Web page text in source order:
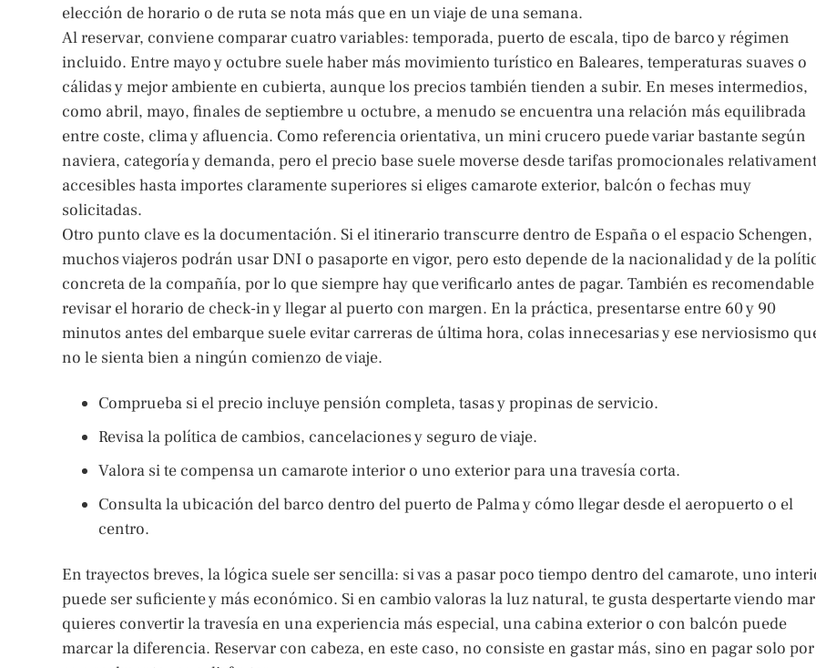
elección de horario o de ruta se nota más que en un viaje de una semana.
Al reservar, conviene comparar cuatro variables: temporada, puerto de escala, tipo de barco y régimen
incluido. Entre mayo y octubre suele haber más movimiento turístico en Baleares, temperaturas suaves o
cálidas y mejor ambiente en cubierta, aunque los precios también tienden a subir. En meses intermedios,
como abril, mayo, finales de septiembre u octubre, a menudo se encuentra una relación más equilibrada
entre coste, clima y afluencia. Como referencia orientativa, un mini crucero puede variar bastante según
naviera, categoría y demanda, pero el precio base suele moverse desde tarifas promocionales
accesibles hasta importes claramente superiores si eliges camarote exterior, balcón o fechas muy
solicitadas.
Otro punto clave es la documentación. Si el itinerario transcurre dentro de España o el espacio Schengen,
muchos viajeros podrán usar DNI o pasaporte en vigor, pero esto depende de la nacionalidad y de la
concreta de la compañía, por lo que siempre hay que verificarlo antes de pagar. También es recomendable
revisar el horario de check-in y llegar al puerto con margen. En la práctica, presentarse entre 60 y 90
minutos antes del embarque suele evitar carreras de última hora, colas innecesarias y ese nerviosismo
no le sienta bien a ningún comienzo de viaje.
Comprueba si el precio incluye pensión completa, tasas y propinas de servicio.
Revisa la política de cambios, cancelaciones y seguro de viaje.
Valora si te compensa un camarote interior o uno exterior para una travesía corta.
Consulta la ubicación del barco dentro del puerto de Palma y cómo llegar desde el aeropuerto o el
centro.
En trayectos breves, la lógica suele ser sencilla: si vas a pasar poco tiempo dentro del camarote, uno
puede ser suficiente y más económico. Si en cambio valoras la luz natural, te gusta despertarte viendo
quieres convertir la travesía en una experiencia más especial, una cabina exterior o con balcón puede
marcar la diferencia. Reservar con cabeza, en este caso, no consiste en gastar más, sino en pagar solo